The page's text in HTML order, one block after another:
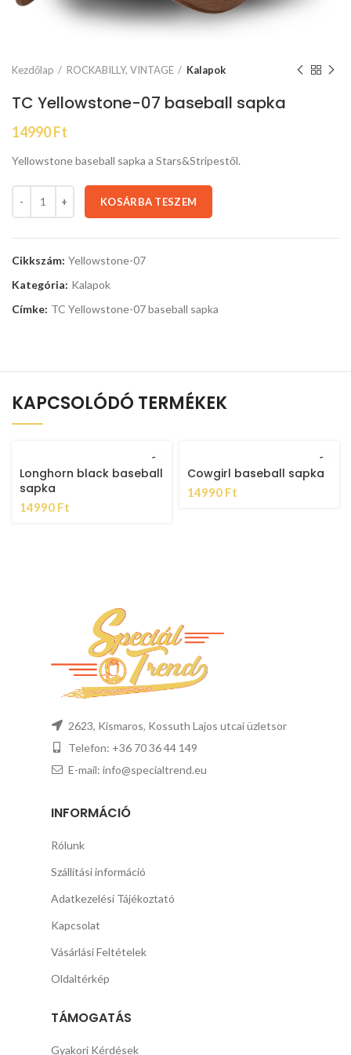
Kezdőlap ROCKABILLY, VINTAGE Kalapok
TC Yellowstone-07 baseball sapka
14990Ft
Yellowstone baseball sapka a Stars&Stripestől.
KOSÁRBA TESZEM
Cikkszám: Yellowstone-07
Kategória: Kalapok
Címke: TC Yellowstone-07 baseball sapka
KAPCSOLÓDÓ TERMÉKEK
Longhorn black baseball
sapka
14990 Ft
Cowgirl baseball sapka
14990 Ft
2623, Kismaros, Kossuth Lajos utcai üzletsor
Telefon: +36 70 36 44 149
E-mail: info@specialtrend.eu
INFORMÁCIÓ
Rólunk
Szállítási információ
Adatkezelési Tájékoztató
Kapcsolat
Vásárlási Feltételek
Oldaltérkép
TÁMOGATÁS
Gyakori Kérdések